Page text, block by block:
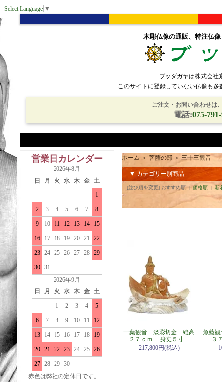
Select Language ▼
木彫仏像の通販、特注仏
ブッダガヤは株式会社
このサイトに登録していない仏像も
ご注文・お問い合わせは
電話:075-
営業日カレンダー
2026年8月
日
月 火 水 木 金 土
1
2 3 4 5 6 7 8
9 10 11 12 13 14 15
16 17 18 19 20 21 22
23 24 25 26 27 28 29
30 31
2026年9月
日
月 火 水 木 金 土
1 2 3 4 5
6 7 8 9 10 11 12
13 14 15 16 17 18 19
20 21 22 23 24 25 26
27 28 29 30
赤色は弊社の定休日です。
ホーム ＞ 菩薩の部 ＞ 三十三観音
▼ カテゴリー別商品
[並び順を変更] おすすめ順 | 価格順 | 新
一葉観音 淡彩切金 総高
２７ｃｍ 身丈５寸
217,800円(税込)
魚藍
３